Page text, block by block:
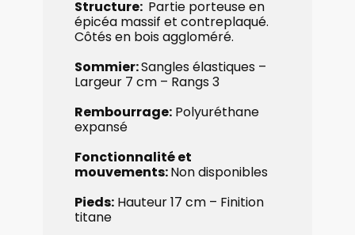
Structure: Partie porteuse en
épicéa massif et contreplaqué.
Côtés en bois aggloméré.
Sommier:Sangles ​élastiques –
Largeur 7 cm – Rangs 3
Rembourrage: ​Polyuréthane
expansé
Fonctionnalité et
mouvements:Non disponibles
Pieds: Hauteur 17 cm – Finition
titane